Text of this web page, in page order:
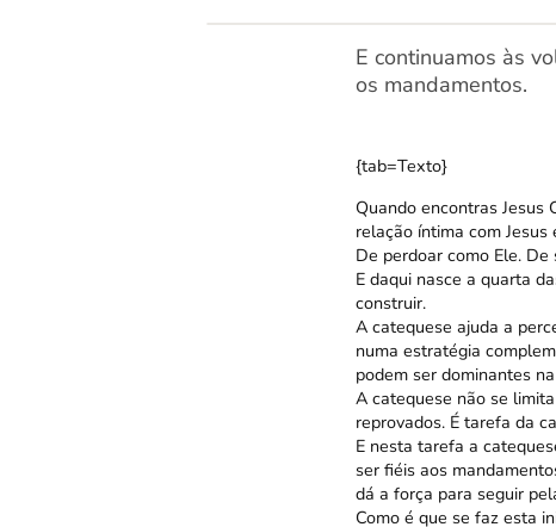
E continuamos às
os mandamentos.
{tab=Texto}
Quando encontras Jesus
relação íntima com
De perdoar como Ele. De
E daqui nasce a quarta
construir.
A catequese ajuda a
numa estratégia
podem ser dominantes
A catequese não se
reprovados. É tarefa da
E nesta tarefa a
ser fiéis aos
dá a força para seguir
Como é que se faz esta